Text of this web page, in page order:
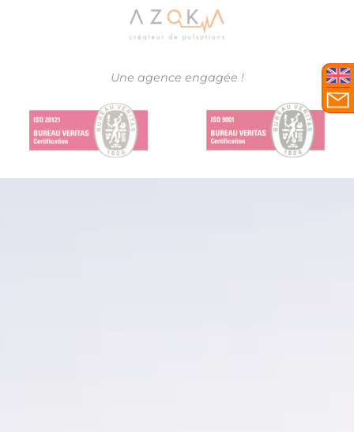
Une agence engagée !